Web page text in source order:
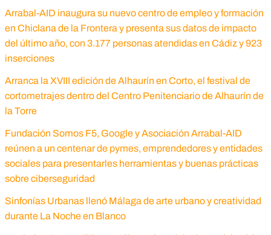
Arrabal-AID inaugura su nuevo centro de empleo y formación
en Chiclana de la Frontera y presenta sus datos de impacto
del último año, con 3.177 personas atendidas en Cádiz y 923
inserciones
Arranca la XVIII edición de Alhaurín en Corto, el festival de
cortometrajes dentro del Centro Penitenciario de Alhaurín de
la Torre
Fundación Somos F5, Google y Asociación Arrabal-AID
reúnen a un centenar de pymes, emprendedores y entidades
sociales para presentarles herramientas y buenas prácticas
sobre ciberseguridad
Sinfonías Urbanas llenó Málaga de arte urbano y creatividad
durante La Noche en Blanco